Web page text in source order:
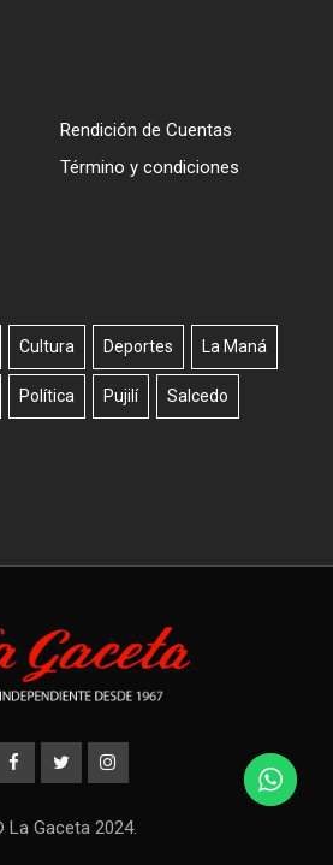
Rendición de Cuentas
Término y condiciones
Cultura Deportes La Maná
Política Pujilí Salcedo
La Gaceta 2024.